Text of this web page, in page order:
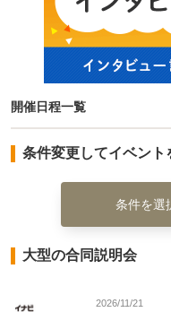
開催日程一覧
条件変更してイベント
条件を選
大型の合同説明会
2026/11/21